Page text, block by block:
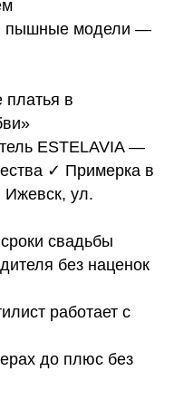
пышные модели —
в
ESTELAVIA —
✓ Примерка в
Ижевск, ул.
свадьбы
без наценок
работает с
до плюс без